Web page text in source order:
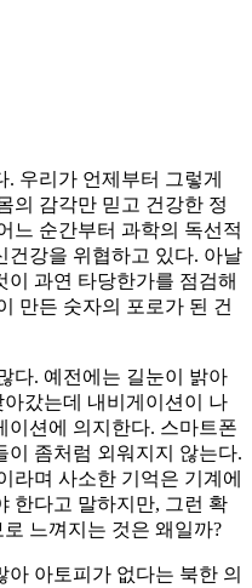
우리가 언제부터 그렇게
의 감각만 믿고 건강한 정
느 순간부터 과학의 독선적
건강을 위협하고 있다. 아날
과연 타당한가를 점검해
만든 숫자의 포로가 된 건
다. 예전에는 길눈이 밝아
갔는데 내비게이션이 나
이션에 의지한다. 스마트폰
이 좀처럼 외워지지 않는다.
라며 사소한 기억은 기계에
한다고 말하지만, 그런 확
느껴지는 것은 왜일까?
아토피가 없다는 북한 의